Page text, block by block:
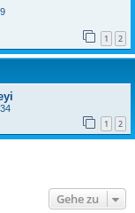
1 2
1 2
Gehe zu